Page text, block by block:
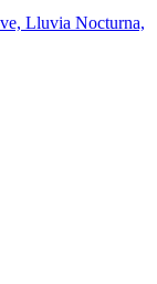
Lluvia Nocturna,